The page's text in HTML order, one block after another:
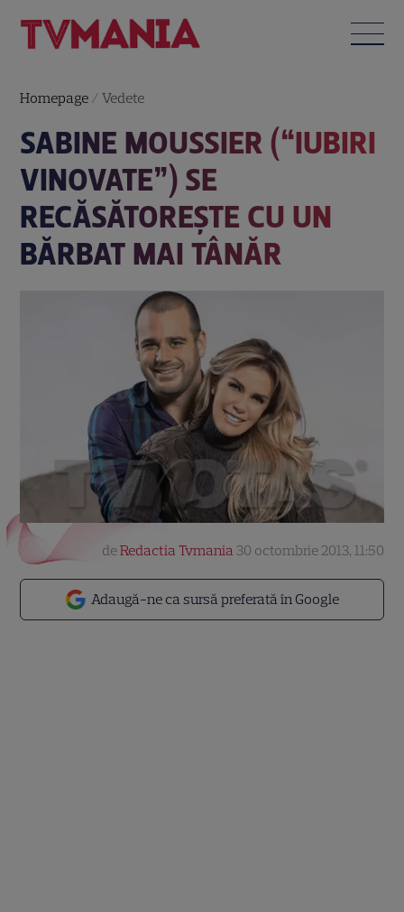
Homepage /Vedete
SABINE MOUSSIER (“IUBIRI
VINOVATE”) SE
RECĂSĂTOREŞTE CU UN
BĂRBAT MAI TÂNĂR
Adaugă-ne ca sursă preferată în Google
deRedactia Tvmania 30 octombrie 2013, 11:50